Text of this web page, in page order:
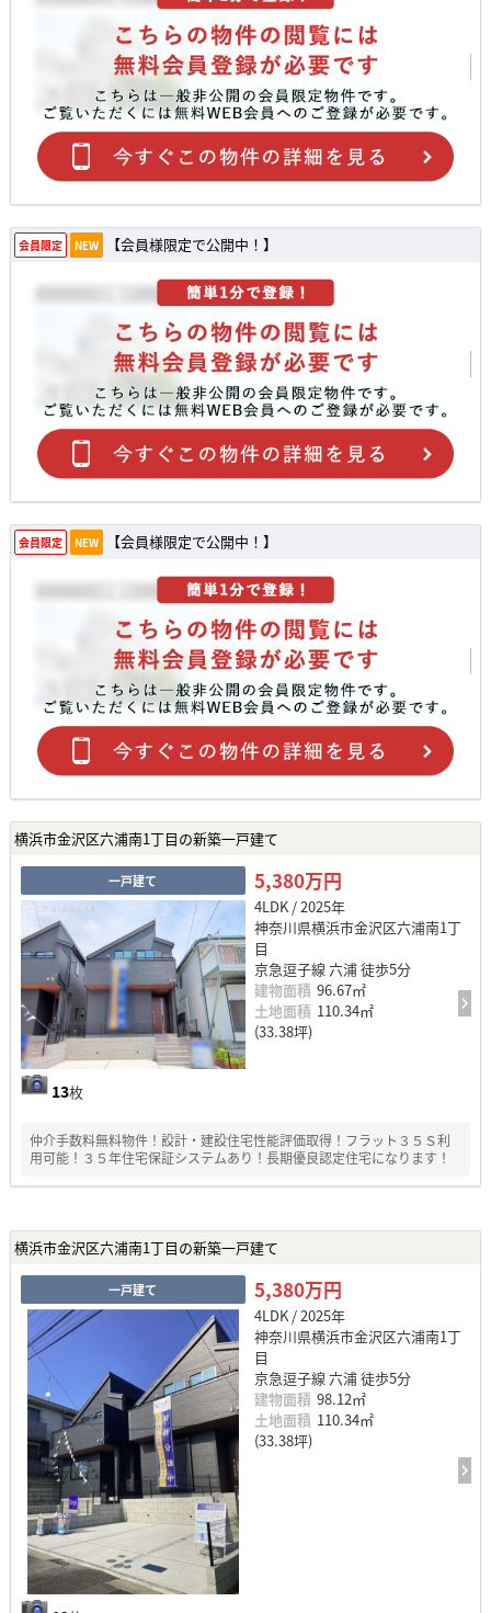
会員限定 NEW 【会員様限定で公開中！】
会員限定 NEW 【会員様限定で公開中！】
横浜市金沢区六浦南1丁目の新築一戸建て
一戸建て
13枚
5,380万円
4LDK / 2025年
神奈川県横浜市金沢区六浦南1丁
目
京急逗子線 六浦 徒歩5分
建物面積 96.67㎡
土地面積 110.34㎡
(33.38坪)
仲介手数料無料物件！設計・建設住宅性能評価取得！フラット３５Ｓ利
用可能！３５年住宅保証システムあり！長期優良認定住宅になります！
横浜市金沢区六浦南1丁目の新築一戸建て
一戸建て 5,380万円
4LDK / 2025年
神奈川県横浜市金沢区六浦南1丁
目
京急逗子線 六浦 徒歩5分
建物面積 98.12㎡
土地面積 110.34㎡
(33.38坪)